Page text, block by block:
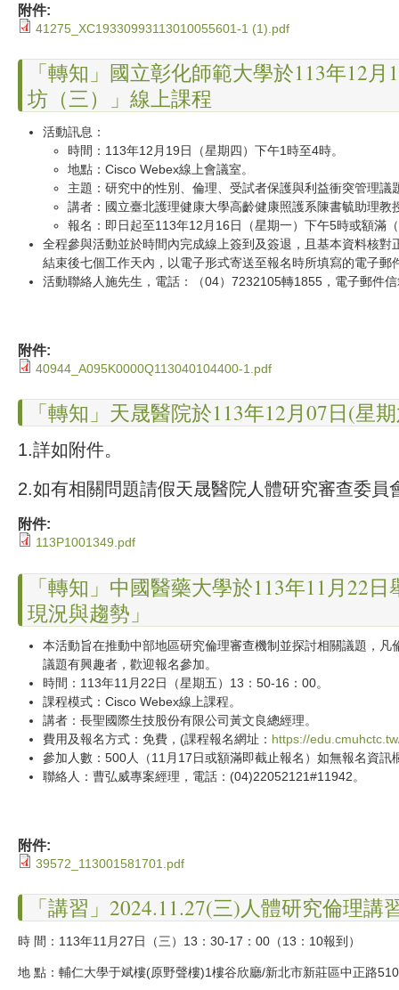
附件:
41275_XC19330993113010055601-1 (1).pdf
「轉知」國立彰化師範大學於113年12
坊（三）」線上課程
活動訊息：
時間：113年12月19日（星期四）下午1時至4時。
地點：Cisco Webex線上會議室。
主題：研究中的性別、倫理、受試者保護與利益衝突管理議
講者：國立臺北護理健康大學高齡健康照護系陳書毓助理教
報名：即日起至113年12月16日（星期一）下午5時或額滿
全程參與活動並於時間內完成線上簽到及簽退，且基本資料核
結束後七個工作天內，以電子形式寄送至報名時所填寫的電子郵
活動聯絡人施先生，電話：（04）7232105轉1855，電子郵件
附件:
40944_A095K0000Q113040104400-1.pdf
「轉知」天晟醫院於113年12月07日(星
1.詳如附件。
2.如有相關問題請假天晟醫院人體研究審查委
附件:
113P1001349.pdf
「轉知」中國醫藥大學於113年11月22
現況與趨勢」
本活動旨在推動中部地區研究倫理審查機制並探討相關議題，
議題有興趣者，歡迎報名參加。
時間：113年11月22日（星期五）13：50-16：00。
課程模式：Cisco Webex線上課程。
講者：長聖國際生技股份有限公司黃文良總經理。
費用及報名方式：免費，(課程報名網址： https://
參加人數：500人（11月17日或額滿即截止報名）如無報名資
聯絡人：曹弘威專案經理，電話：(04)22052121#11942。
附件:
39572_113001581701.pdf
「講習」2024.11.27(三)人體研究倫理講
時 間：113年11月27日（三）13：30-17：00（13：10報到）
地 點：輔仁大學于斌樓(原野聲樓)1樓谷欣廳/新北市新莊區中正路